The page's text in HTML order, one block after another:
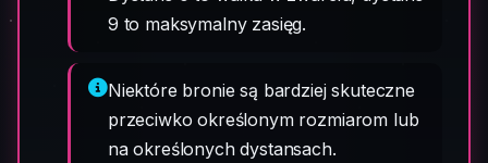
9 to maksymalny zasięg.
Niektóre bronie są bardziej skuteczne
przeciwko określonym rozmiarom lub
na określonych dystansach.